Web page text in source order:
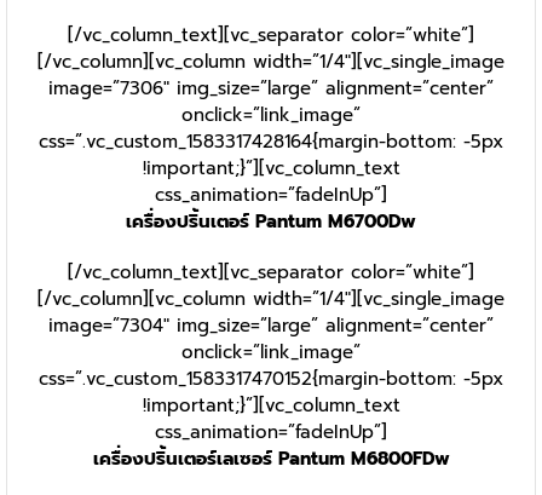
[/vc_column_text][vc_separator color=”white”]
[/vc_column][vc_column width=”1/4″][vc_single_image
image=”7306″ img_size=”large” alignment=”center”
onclick=”link_image”
css=”.vc_custom_1583317428164{margin-bottom: -5px
!important;}”][vc_column_text
css_animation=”fadeInUp”]
เครื่องปริ้นเตอร์ Pantum M6700Dw
[/vc_column_text][vc_separator color=”white”]
[/vc_column][vc_column width=”1/4″][vc_single_image
image=”7304″ img_size=”large” alignment=”center”
onclick=”link_image”
css=”.vc_custom_1583317470152{margin-bottom: -5px
!important;}”][vc_column_text
css_animation=”fadeInUp”]
เครื่องปริ้นเตอร์เลเซอร์ Pantum M6800FDw